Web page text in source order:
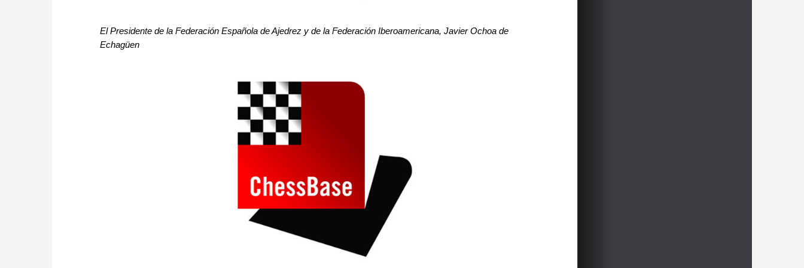
El Presidente de la Federación Española de Ajedrez y de la Federación Iberoamericana, Javier Ochoa de
Echagüen